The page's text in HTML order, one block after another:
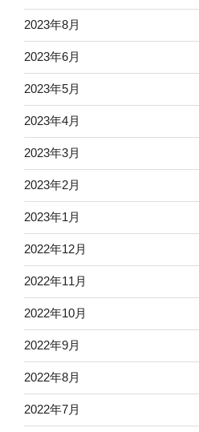
2023年8月
2023年6月
2023年5月
2023年4月
2023年3月
2023年2月
2023年1月
2022年12月
2022年11月
2022年10月
2022年9月
2022年8月
2022年7月